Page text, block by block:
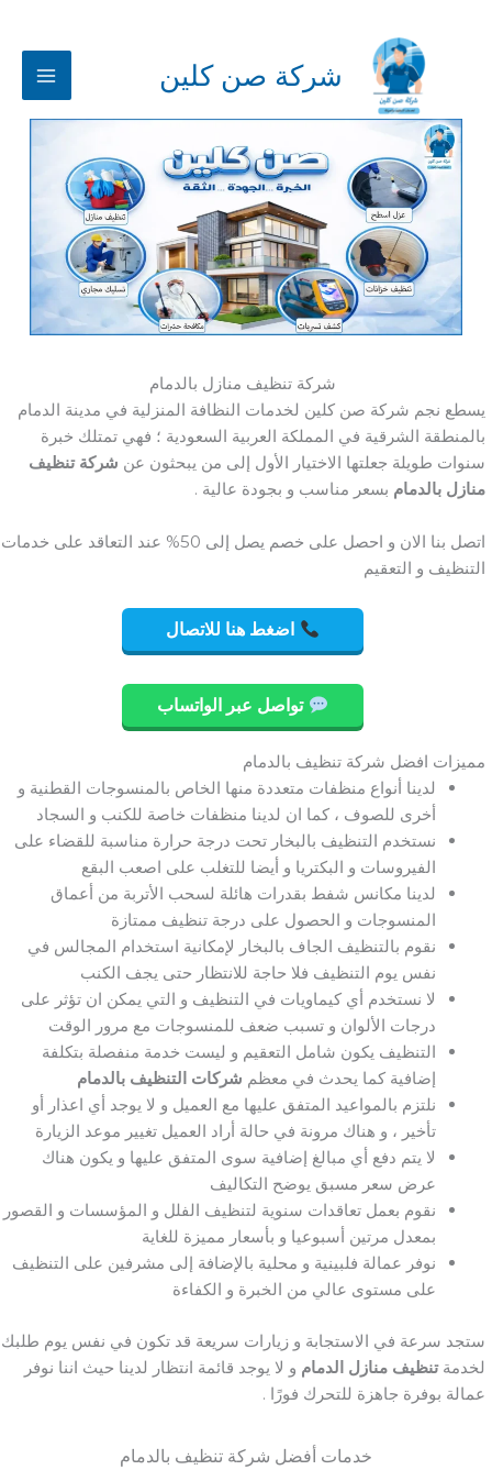
شركة صن كلين
شركة تنظيف منازل بالدمام
يسطع نجم شركة صن كلين لخدمات النظافة المنزلية في مدينة الدمام
بالمنطقة الشرقية في المملكة العربية السعودية ؛ فهي تمتلك خبرة
سنوات طويلة جعلتها الاختيار الأول إلى من يبحثون عن شركة تنظيف
منازل بالدمام بسعر مناسب و بجودة عالية .
اتصل بنا الان و احصل على خصم يصل إلى 50% عند التعاقد على خدمات
التنظيف و التعقيم
اضغط هنا للاتصال
تواصل عبر الواتساب
مميزات افضل شركة تنظيف بالدمام
لدينا أنواع منظفات متعددة منها الخاص بالمنسوجات القطنية و
أخرى للصوف ، كما ان لدينا منظفات خاصة للكنب و السجاد
نستخدم التنظيف بالبخار تحت درجة حرارة مناسبة للقضاء على
الفيروسات و البكتريا و أيضا للتغلب على اصعب البقع
لدينا مكانس شفط بقدرات هائلة لسحب الأتربة من أعماق
المنسوجات و الحصول على درجة تنظيف ممتازة
نقوم بالتنظيف الجاف بالبخار لإمكانية استخدام المجالس في
نفس يوم التنظيف فلا حاجة للانتظار حتى يجف الكنب
لا نستخدم أي كيماويات في التنظيف و التي يمكن ان تؤثر على
درجات الألوان و تسبب ضعف للمنسوجات مع مرور الوقت
التنظيف يكون شامل التعقيم و ليست خدمة منفصلة بتكلفة
إضافية كما يحدث في معظم شركات التنظيف بالدمام
نلتزم بالمواعيد المتفق عليها مع العميل و لا يوجد أي اعذار أو
تأخير ، و هناك مرونة في حالة أراد العميل تغيير موعد الزيارة
لا يتم دفع أي مبالغ إضافية سوى المتفق عليها و يكون هناك
عرض سعر مسبق يوضح التكاليف
نقوم بعمل تعاقدات سنوية لتنظيف الفلل و المؤسسات و القصور
بمعدل مرتين أسبوعيا و بأسعار مميزة للغاية
نوفر عمالة فلبينية و محلية بالإضافة إلى مشرفين على التنظيف
على مستوى عالي من الخبرة و الكفاءة
ستجد سرعة في الاستجابة و زيارات سريعة قد تكون في نفس يوم طلبك
لخدمةتنظيف منازل الدمام و لا يوجد قائمة انتظار لدينا حيث اننا نوفر
عمالة بوفرة جاهزة للتحرك فورًا .
خدمات أفضل شركة تنظيف بالدمام